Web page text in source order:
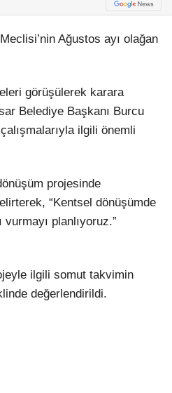
Ağustos ayı olağan
görüşülerek karara
Belediye Başkanı Burcu
ilgili önemli
projesinde
“Kentsel dönüşümde
planlıyoruz.”
ilgili somut takvimin
değerlendirildi.